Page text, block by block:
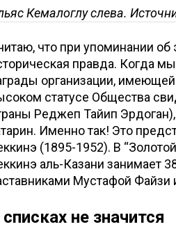
Кемалоглу слева.
что при упоминании
правда. Когда
организации,
статусе Общества
Реджеп Тайип Эрдоган),
Именно так! Это
(1895-1952). В
аль-Казани занимает
Мустафой
списках не значится